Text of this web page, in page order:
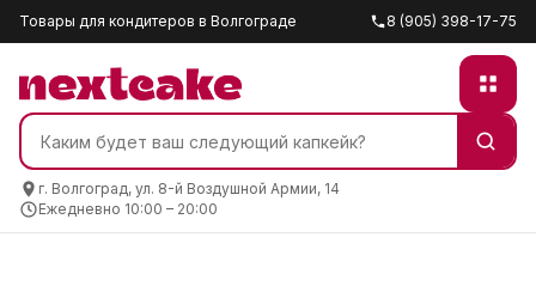
Товары для кондитеров в Волгограде 8 (905) 398-17-75
г. Волгоград, ул. 8-й Воздушной Армии, 14
Ежедневно 10:00 – 20:00